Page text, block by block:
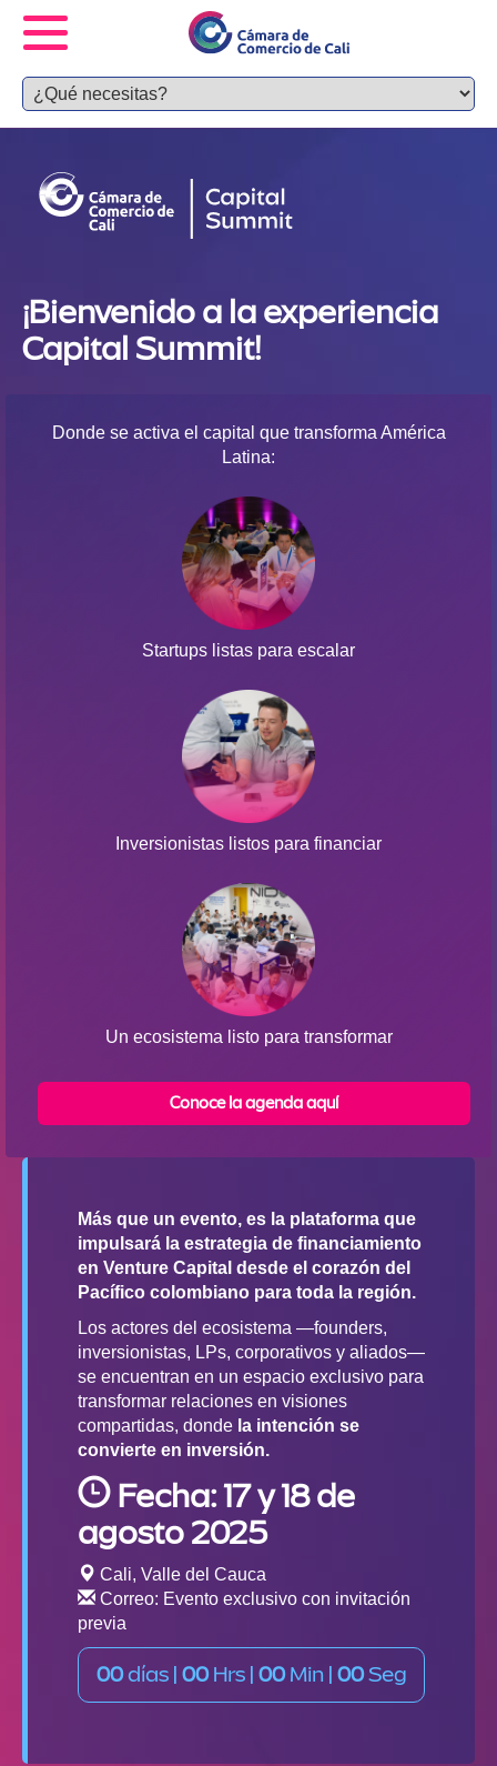
¡Bienvenido a la experiencia
Capital Summit!
Donde se activa el capital que transforma América
Latina:
Startups listas para escalar
Inversionistas listos para financiar
Un ecosistema listo para transformar
Conoce la agenda aquí
Más que un evento, es la plataforma que
impulsará la estrategia de financiamiento
en Venture Capital desde el corazón del
Pacífico colombiano para toda la región.
Los actores del ecosistema —founders,
inversionistas, LPs, corporativos y aliados—
se encuentran en un espacio exclusivo para
transformar relaciones en visiones
compartidas, donde la intención se
convierte en inversión.
Fecha: 17 y 18 de
agosto 2025
Cali, Valle del Cauca
Correo: Evento exclusivo con invitación
previa
00días | 00Hrs | 00Min | 00Seg